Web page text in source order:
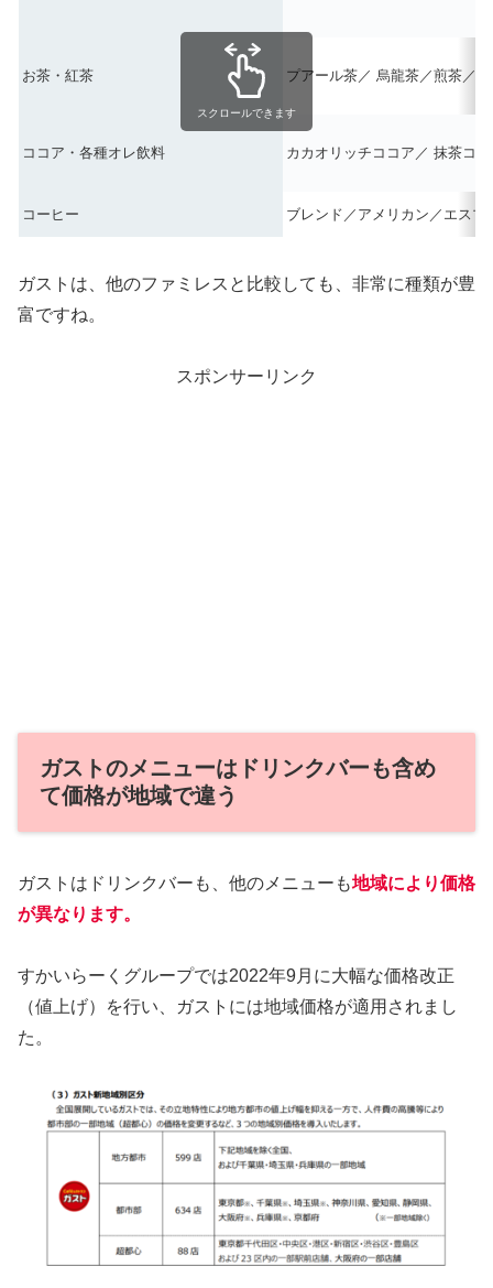
お茶・紅茶 プアール茶／ 烏龍茶／煎茶／
ココア・各種オレ飲料 カカオリッチココア／ 抹茶コ
コーヒー ブレンド／アメリカン／エス
スクロールできます
ガストは、他のファミレスと比較しても、非常に種類が豊
富ですね。
スポンサーリンク
ガストのメニューはドリンクバーも含め
て価格が地域で違う
ガストはドリンクバーも、他のメニューも地域により価格
が異なります。
すかいらーくグループでは2022年9月に大幅な価格改正
（値上げ）を行い、ガストには地域価格が適用されまし
た。